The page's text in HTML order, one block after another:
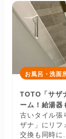
お風呂・洗面
TOTO「サザ
ーム！給湯器
古いタイル張
ザナ」にリフ
交換も同時に...